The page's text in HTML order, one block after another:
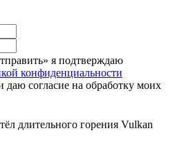
я подтверждаю
конфиденциальности
даю согласие на обработку моих